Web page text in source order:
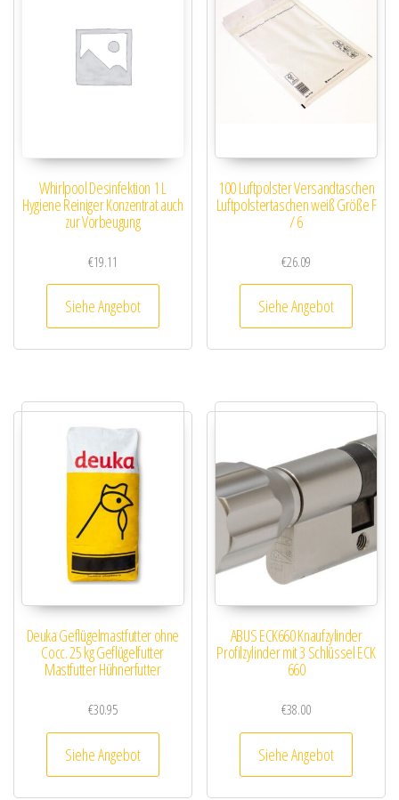
Whirlpool Desinfektion 1 L
Hygiene Reiniger Konzentrat auch
zur Vorbeugung
€19.11
Siehe Angebot
100 Luftpolster Versandtaschen
Luftpolstertaschen weiß Größe F
/ 6
€26.09
Siehe Angebot
Deuka Geflügelmastfutter ohne
Cocc. 25 kg Geflügelfutter
Mastfutter Hühnerfutter
€30.95
Siehe Angebot
ABUS ECK660 Knaufzylinder
Profilzylinder mit 3 Schlüssel ECK
660
€38.00
Siehe Angebot